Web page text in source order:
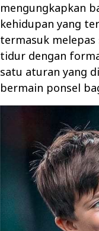
mengungkapkan
kehidupan yang
termasuk
tidur dengan
satu aturan yang
bermain ponsel